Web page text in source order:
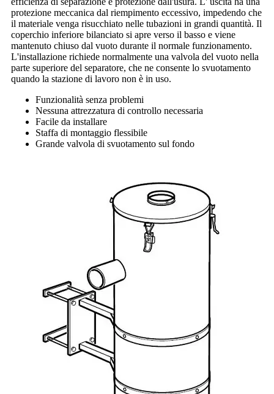
protezione meccanica dal riempimento eccessivo, impedendo che
il materiale venga risucchiato nelle tubazioni in grandi quantità. Il
coperchio inferiore bilanciato si apre verso il basso e viene
mantenuto chiuso dal vuoto durante il normale funzionamento.
L'installazione richiede normalmente una valvola del vuoto nella
parte superiore del separatore, che ne consente lo svuotamento
quando la stazione di lavoro non è in uso.
Funzionalità senza problemi
Nessuna attrezzatura di controllo necessaria
Facile da installare
Staffa di montaggio flessibile
Grande valvola di svuotamento sul fondo